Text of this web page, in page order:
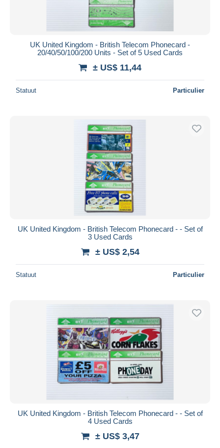
Mastercard
Bancontact
iDeal
Maestro
Woonplaats van de verkoper
Wereldwijd
Toepassen
UK United Kingdom - British Telecom Phonecard -
20/40/50/100/200 Units - Set of 5 Used Cards
± US$ 11,44
Statuut Particulier
UK United Kingdom - British Telecom Phonecard - - Set of
3 Used Cards
± US$ 2,54
Statuut Particulier
UK United Kingdom - British Telecom Phonecard - - Set of
4 Used Cards
± US$ 3,47